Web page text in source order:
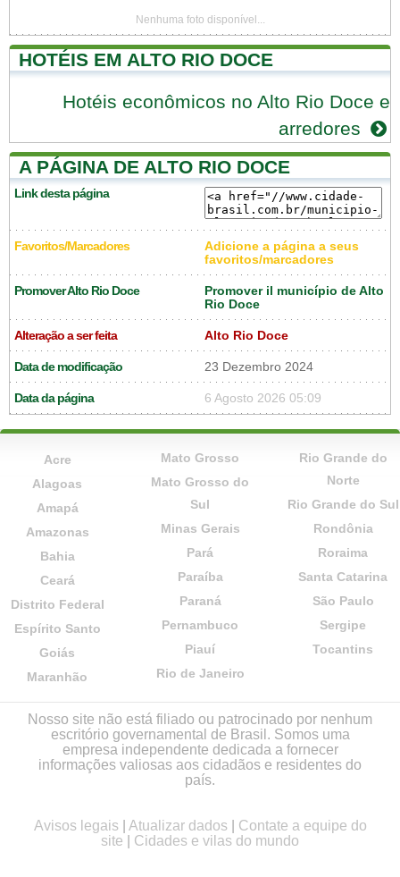
Nenhuma foto disponível...
HOTÉIS EM ALTO RIO DOCE
Hotéis econômicos no Alto Rio Doce e
arredores
A PÁGINA DE ALTO RIO DOCE
Link desta página
Favoritos/Marcadores
Adicione a página a seus
favoritos/marcadores
Promover Alto Rio Doce
Promover il município de Alto
Rio Doce
Alteração a ser feita Alto Rio Doce
Data de modificação 23 Dezembro 2024
Data da página 6 Agosto 2026 05:09
Acre
Alagoas
Amapá
Amazonas
Bahia
Ceará
Distrito Federal
Espírito Santo
Goiás
Maranhão
Mato Grosso
Mato Grosso do
Sul
Minas Gerais
Pará
Paraíba
Paraná
Pernambuco
Piauí
Rio de Janeiro
Rio Grande do
Norte
Rio Grande do Sul
Rondônia
Roraima
Santa Catarina
São Paulo
Sergipe
Tocantins
Nosso site não está filiado ou patrocinado por nenhum
escritório governamental de Brasil. Somos uma
empresa independente dedicada a fornecer
informações valiosas aos cidadãos e residentes do
país.
Avisos legais Atualizar dados
Contate a equipe do
site
Cidades e vilas do mundo